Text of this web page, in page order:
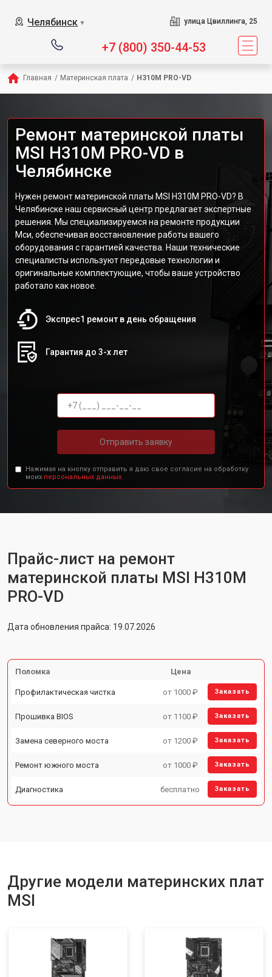
Челябинск ▼ улица Цвиллинга, 25
+7 (800) 350-44-53
Главная / Материнская плата / H310M PRO-VD
Ремонт материнской платы
MSI H310M PRO-VD в
Челябинске
Нужен ремонт материнской платы MSI H310M PRO-VD? В
Челябинске наш сервисный центр предлагает экспертные
решения. Мы специализируемся на ремонте продукции
Мси, обеспечивая восстановление работы вашего
оборудования с гарантией качества. Наши технические
специалисты используют передовые технологии и
оригинальные комплектующие, чтобы ваше устройство
работало как новое.
Экспрес1 ремонт в день обращения
Гарантия до 3-х лет
Отправить заявку
Нажимая на кнопку отправить я даю свое согласие на обработку
моих персональных данных.
Прайс-лист на ремонт
материнской платы MSI H310M
PRO-VD
Дата обновления прайса: 19.07.2026
Поломка Цена
Профилактическая чистка от 1000 ₽ Заказать
Прошивка BIOS от 1100 ₽ Заказать
Замена северного моста от 1200 ₽ Заказать
Ремонт южного моста от 1000 ₽ Заказать
Диагностика бесплатно Заказать
Другие модели материнских плат
MSI